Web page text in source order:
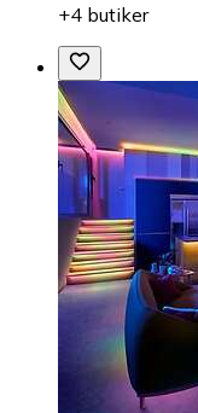
+4 butiker